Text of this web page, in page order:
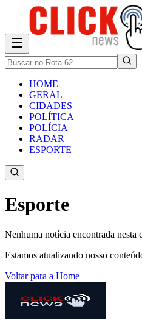
HOME
GERAL
CIDADES
POLÍTICA
POLÍCIA
RADAR
ESPORTE
Esporte
Nenhuma notícia encontrada nesta
Estamos atualizando nosso
Voltar para a Home